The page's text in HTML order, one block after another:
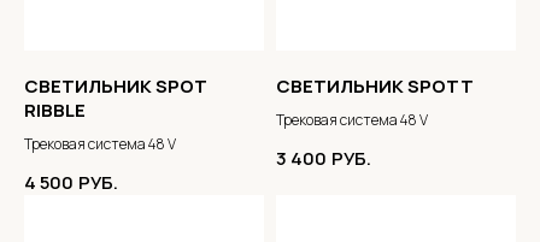
СВЕТИЛЬНИК SPOT
RIBBLE
Трековая система 48 V
4 500 РУБ.
СВЕТИЛЬНИК SPOTT
Трековая система 48 V
3 400 РУБ.